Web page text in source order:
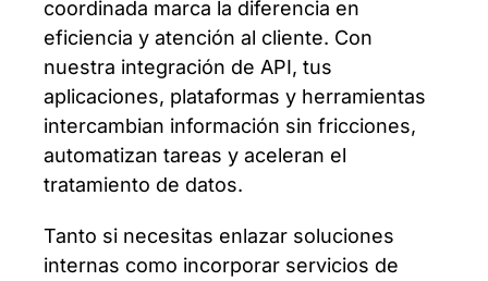
coordinada marca la diferencia en
eficiencia y atención al cliente. Con
nuestra integración de API, tus
aplicaciones, plataformas y herramientas
intercambian información sin fricciones,
automatizan tareas y aceleran el
tratamiento de datos.
Tanto si necesitas enlazar soluciones
internas como incorporar servicios de